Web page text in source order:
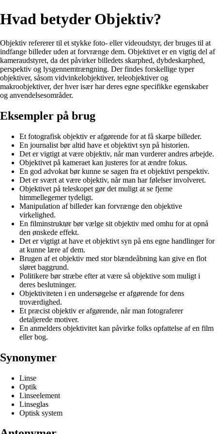
Hvad betyder Objektiv?
Objektiv refererer til et stykke foto- eller videoudstyr, der bruges til at
indfange billeder uden at forvrænge dem. Objektivet er en vigtig del af
kameraudstyret, da det påvirker billedets skarphed, dybdeskarphed,
perspektiv og lysgennemtrængning. Der findes forskellige typer
objektiver, såsom vidvinkelobjektiver, teleobjektiver og
makroobjektiver, der hver især har deres egne specifikke egenskaber
og anvendelsesområder.
Eksempler på brug
Et fotografisk objektiv er afgørende for at få skarpe billeder.
En journalist bør altid have et objektivt syn på historien.
Det er vigtigt at være objektiv, når man vurderer andres arbejde.
Objektivet på kameraet kan justeres for at ændre fokus.
En god advokat bør kunne se sagen fra et objektivt perspektiv.
Det er svært at være objektiv, når man har følelser involveret.
Objektivet på teleskopet gør det muligt at se fjerne
himmellegemer tydeligt.
Manipulation af billeder kan forvrænge den objektive
virkelighed.
En filminstruktør bør vælge sit objektiv med omhu for at opnå
den ønskede effekt.
Det er vigtigt at have et objektivt syn på ens egne handlinger for
at kunne lære af dem.
Brugen af et objektiv med stor blændeåbning kan give en flot
sløret baggrund.
Politikere bør stræbe efter at være så objektive som muligt i
deres beslutninger.
Objektiviteten i en undersøgelse er afgørende for dens
troværdighed.
Et præcist objektiv er afgørende, når man fotograferer
detaljerede motiver.
En anmelders objektivitet kan påvirke folks opfattelse af en film
eller bog.
Synonymer
Linse
Optik
Linseelement
Linseglas
Optisk system